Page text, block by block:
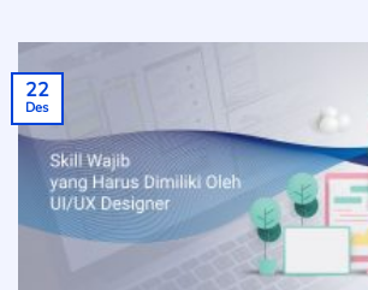
22
Des